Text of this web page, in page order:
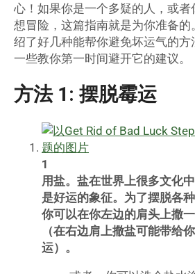
心！如果你是一个多疑的人，或者
想冒险，这篇指南就是为你准备的
绍了好几种能帮你避免坏运气的方
一些教你第一时间避开它的建议。
方法 1: 摆脱霉运
1
用盐。盐在世界上很多文化
是好运的象征。为了摆脱各种
你可以在你左边的肩头上撒
（在右边肩上撒盐可能带给
运）。